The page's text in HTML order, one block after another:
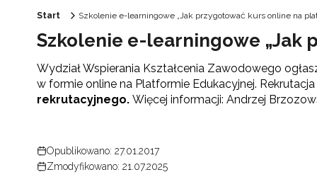
Start Szkolenie e-learningowe „Jak przygotować kurs online na
Szkolenie e-learningowe
Wydział Wspierania Kształcenia Zawodowego
w formie online na Platformie Edukacyjnej.
rekrutacyjnego. Więcej informacji: Andrzej
Opublikowano: 27.01.2017
Zmodyfikowano: 21.07.2025